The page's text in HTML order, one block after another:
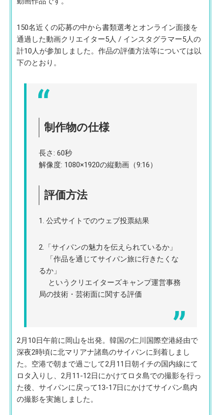
150名近くの応募の中から書類選考とオンライン面接を
通過した動画クリエイター5人 / インスタグラマー5人の
計10人が参加しました。作品の評価方法等については以
下のとおり。
制作物の仕様
長さ: 60秒
解像度: 1080×1920の縦動画（9:16）
評価方法
1. 公式サイトでのウェブ投票結果
2.「サイパンの魅力を伝えられているか」
「作品を通じてサイパン旅に行きたくな
るか」
というクリエイターズキャンプ運営事務
局の技術・芸術面に関する評価
2月10日午前に岡山を出発。韓国の仁川国際空港経由で
深夜2時頃に北マリアナ諸島のサイパンに到着しまし
た。空港で朝まで過ごして2月11日朝イチの国内線にて
ロタ入りし、2月11-12日にかけてロタ島での撮影を行っ
た後、サイパンに戻って13-17日にかけてサイパン島内
の撮影を実施しました。